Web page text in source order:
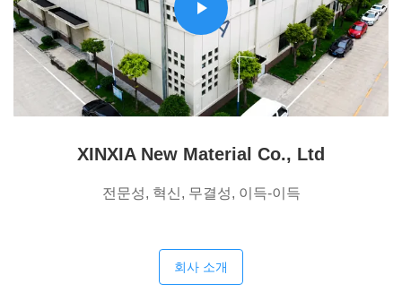
XINXIA New Material Co., Ltd
전문성, 혁신, 무결성, 이득-이득
회사 소개